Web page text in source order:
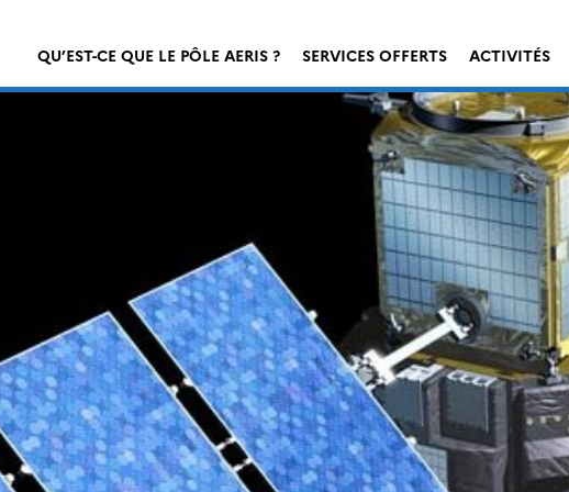
QU’EST-CE QUE LE PÔLE AERIS ?
SERVICES OFFERTS ACTIVITÉS